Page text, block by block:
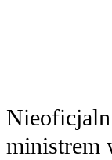
ministrem